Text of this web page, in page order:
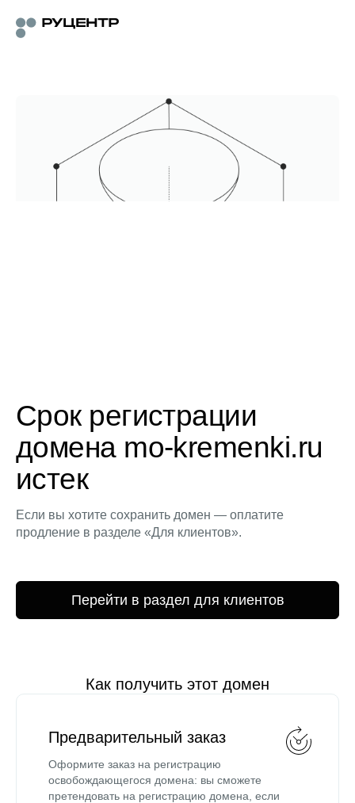
Срок регистрации
домена mo-kremenki.ru
истек
Если вы хотите сохранить домен — оплатите
продление в разделе «Для клиентов».
Перейти в раздел для клиентов
Как получить этот домен
Предварительный заказ
Оформите заказ на регистрацию
освобождающегося домена: вы сможете
претендовать на регистрацию домена, если